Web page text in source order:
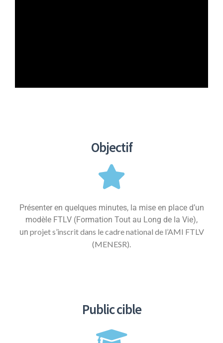
Objectif
Présenter en quelques minutes, la mise en place d’un
modèle FTLV (Formation Tout au Long de la Vie),
un projet s’inscrit dans le cadre national de l’AMI FTLV
(MENESR).
Public cible